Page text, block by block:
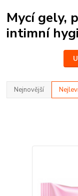
Mycí gely,
intimní
Nejnovější